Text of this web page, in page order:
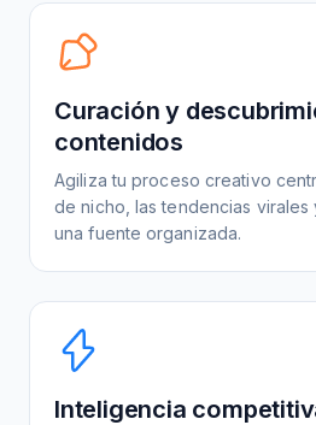
Curación y
contenidos
Agiliza tu proceso creativo
de nicho, las tendencias virales
una fuente organizada.
Inteligencia